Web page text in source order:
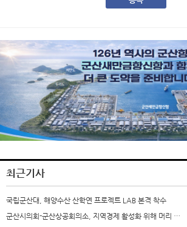
최근기사
국립군산대, 해양수산 산학연 프로젝트 LAB 본격 착수
군산시의회-군산상공회의소, 지역경제 활성화 위해 머리 …